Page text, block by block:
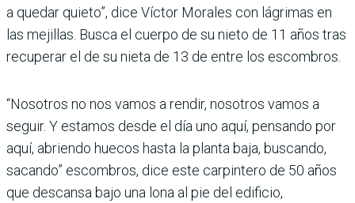
a quedar quieto”, dice Víctor Morales con lágrimas en
las mejillas. Busca el cuerpo de su nieto de 11 años tras
recuperar el de su nieta de 13 de entre los escombros.
“Nosotros no nos vamos a rendir, nosotros vamos a
seguir. Y estamos desde el día uno aquí, pensando por
aquí, abriendo huecos hasta la planta baja, buscando,
sacando” escombros, dice este carpintero de 50 años
que descansa bajo una lona al pie del edificio,